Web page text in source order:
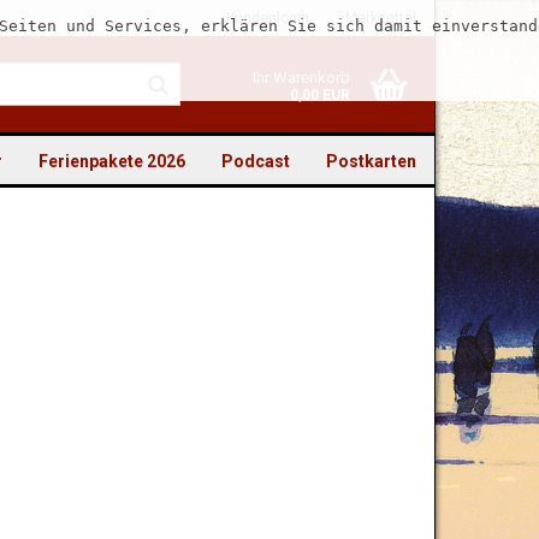
Kundenlogin Merkzettel
Ihr Warenkorb
0,00 EUR
und Services, erklären Sie sich damit
Postkarten
Podcast
Ferienpakete 2026